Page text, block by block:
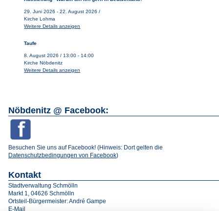
29. Juni 2026 -22. August 2026 /
Kirche Lohma
Weitere Details anzeigen
Taufe
8. August 2026 /13:00 -14:00
Kirche Nöbdenitz
Weitere Details anzeigen
Nöbdenitz @ Facebook:
Besuchen Sie uns auf Facebook! (Hinweis: Dort gelten die
Datenschutzbedingungen von Facebook)
Kontakt
Stadtverwaltung Schmölln
Markt 1, 04626 Schmölln
Ortsteil-Bürgermeister: André Gampe
E-Mail